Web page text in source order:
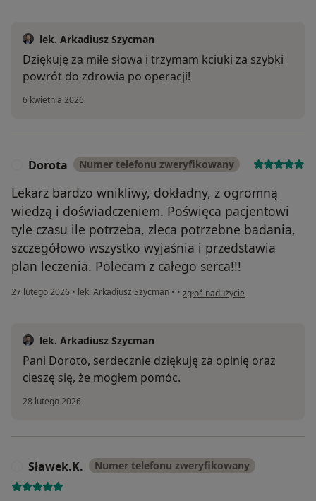
lek. Arkadiusz Szycman
Dziękuję za miłe słowa i trzymam kciuki za szybki
powrót do zdrowia po operacji!
6 kwietnia 2026
Dorota Numer telefonu zweryfikowany
Lekarz bardzo wnikliwy, dokładny, z ogromną
wiedzą i doświadczeniem. Poświęca pacjentowi
tyle czasu ile potrzeba, zleca potrzebne badania,
szczegółowo wszystko wyjaśnia i przedstawia
plan leczenia. Polecam z całego serca!!!
27 lutego 2026 • lek. Arkadiusz Szycman • • w opinii użytkownika Dorota
zgłoś nadużycie
lek. Arkadiusz Szycman
Pani Doroto, serdecznie dziękuję za opinię oraz
cieszę się, że mogłem pomóc.
28 lutego 2026
Sławek.K. Numer telefonu zweryfikowany